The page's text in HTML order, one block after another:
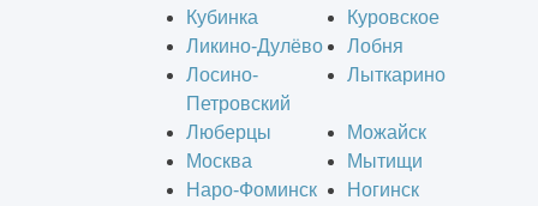
Кубинка
Куровское
Ликино-Дулёво
Лобня
Лосино-
Петровский
Лыткарино
Люберцы
Можайск
Москва
Мытищи
Наро-Фоминск
Ногинск